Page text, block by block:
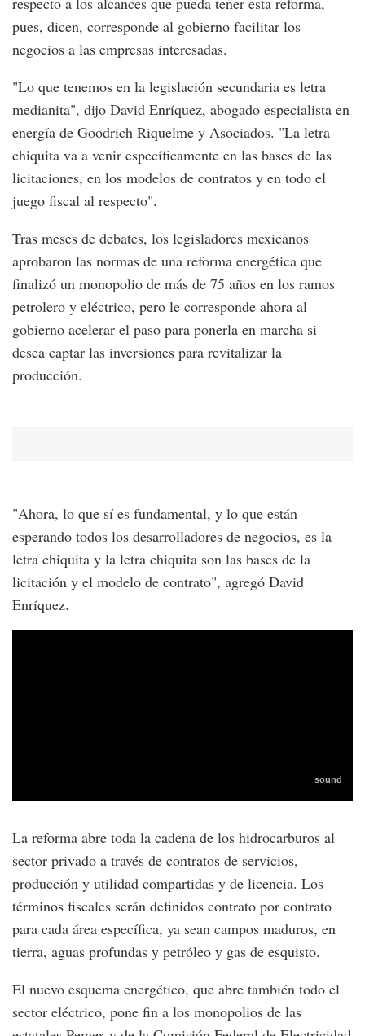
pues, dicen, corresponde al gobierno facilitar los
negocios a las empresas interesadas.
"Lo que tenemos en la legislación secundaria es letra
medianita", dijo David Enríquez, abogado especialista en
energía de Goodrich Riquelme y Asociados. "La letra
chiquita va a venir específicamente en las bases de las
licitaciones, en los modelos de contratos y en todo el
juego fiscal al respecto".
Tras meses de debates, los legisladores mexicanos
aprobaron las normas de una reforma energética que
finalizó un monopolio de más de 75 años en los ramos
petrolero y eléctrico, pero le corresponde ahora al
gobierno acelerar el paso para ponerla en marcha si
desea captar las inversiones para revitalizar la
producción.
"Ahora, lo que sí es fundamental, y lo que están
esperando todos los desarrolladores de negocios, es la
letra chiquita y la letra chiquita son las bases de la
licitación y el modelo de contrato", agregó David
Enríquez.
La reforma abre toda la cadena de los hidrocarburos al
sector privado a través de contratos de servicios,
producción y utilidad compartidas y de licencia. Los
términos fiscales serán definidos contrato por contrato
para cada área específica, ya sean campos maduros, en
tierra, aguas profundas y petróleo y gas de esquisto.
El nuevo esquema energético, que abre también todo el
sector eléctrico, pone fin a los monopolios de las